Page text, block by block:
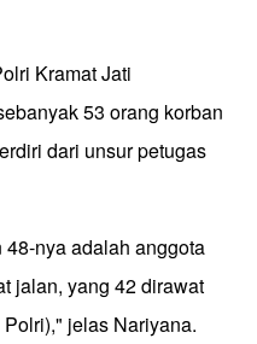
Kramat Jati
53 orang korban
dari unsur petugas
nya adalah anggota
jalan, yang 42 dirawat
jelas Nariyana.